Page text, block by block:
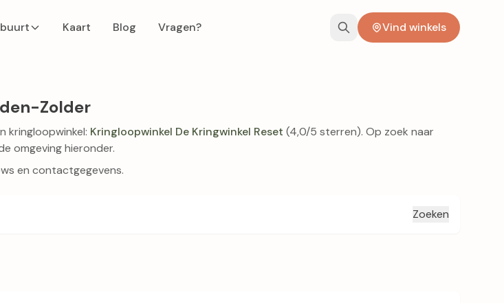
Kaart Blog Vragen? Vind winkels
Zolder
kringloopwinkel: Kringloopwinkel De Kringwinkel Reset (4,0/5 sterren). Op zoek naar
omgeving hieronder.
en contactgegevens.
Zoeken